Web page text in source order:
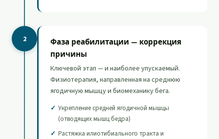
2
Фаза реабилитации — коррекция
причины
Ключевой этап — и наиболее упускаемый.
Физиотерапия, направленная на среднюю
ягодичную мышцу и биомеханику бега.
Укрепление средней ягодичной мышцы
(отводящих мышц бедра)
Растяжка илиотибиального тракта и